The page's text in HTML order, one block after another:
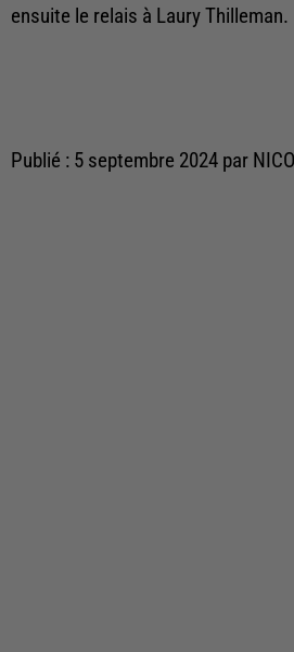
ensuite le relais à Laury Thilleman.
Publié : 5 septembre 2024 par